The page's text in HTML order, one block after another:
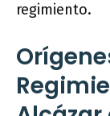
regimiento.